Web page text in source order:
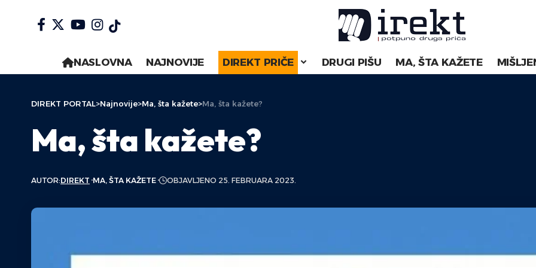
NASLOVNA NAJNOVIJE DIREKT PRIČE DRUGI PIŠU MA, ŠTA KAŽETE
DIREKT PORTAL>Najnovije>Ma, šta kažete>Ma, šta kažete?
Ma, šta kažete?
AUTOR:DIREKT MA, ŠTA KAŽETE OBJAVLJENO 25. FEBRUARA 2023.